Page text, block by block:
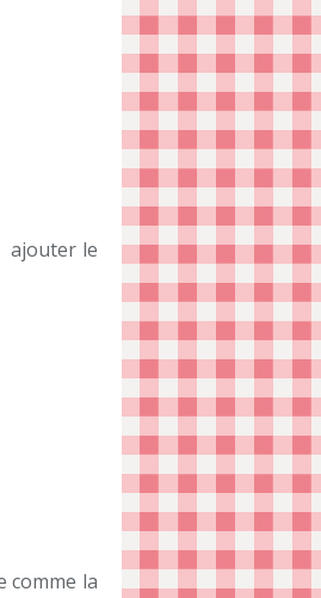
ajouter le
comme la